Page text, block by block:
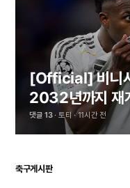
[Official]비니
2032년까지 재
댓글 13· 토티 · 11시간 전
축구게시판